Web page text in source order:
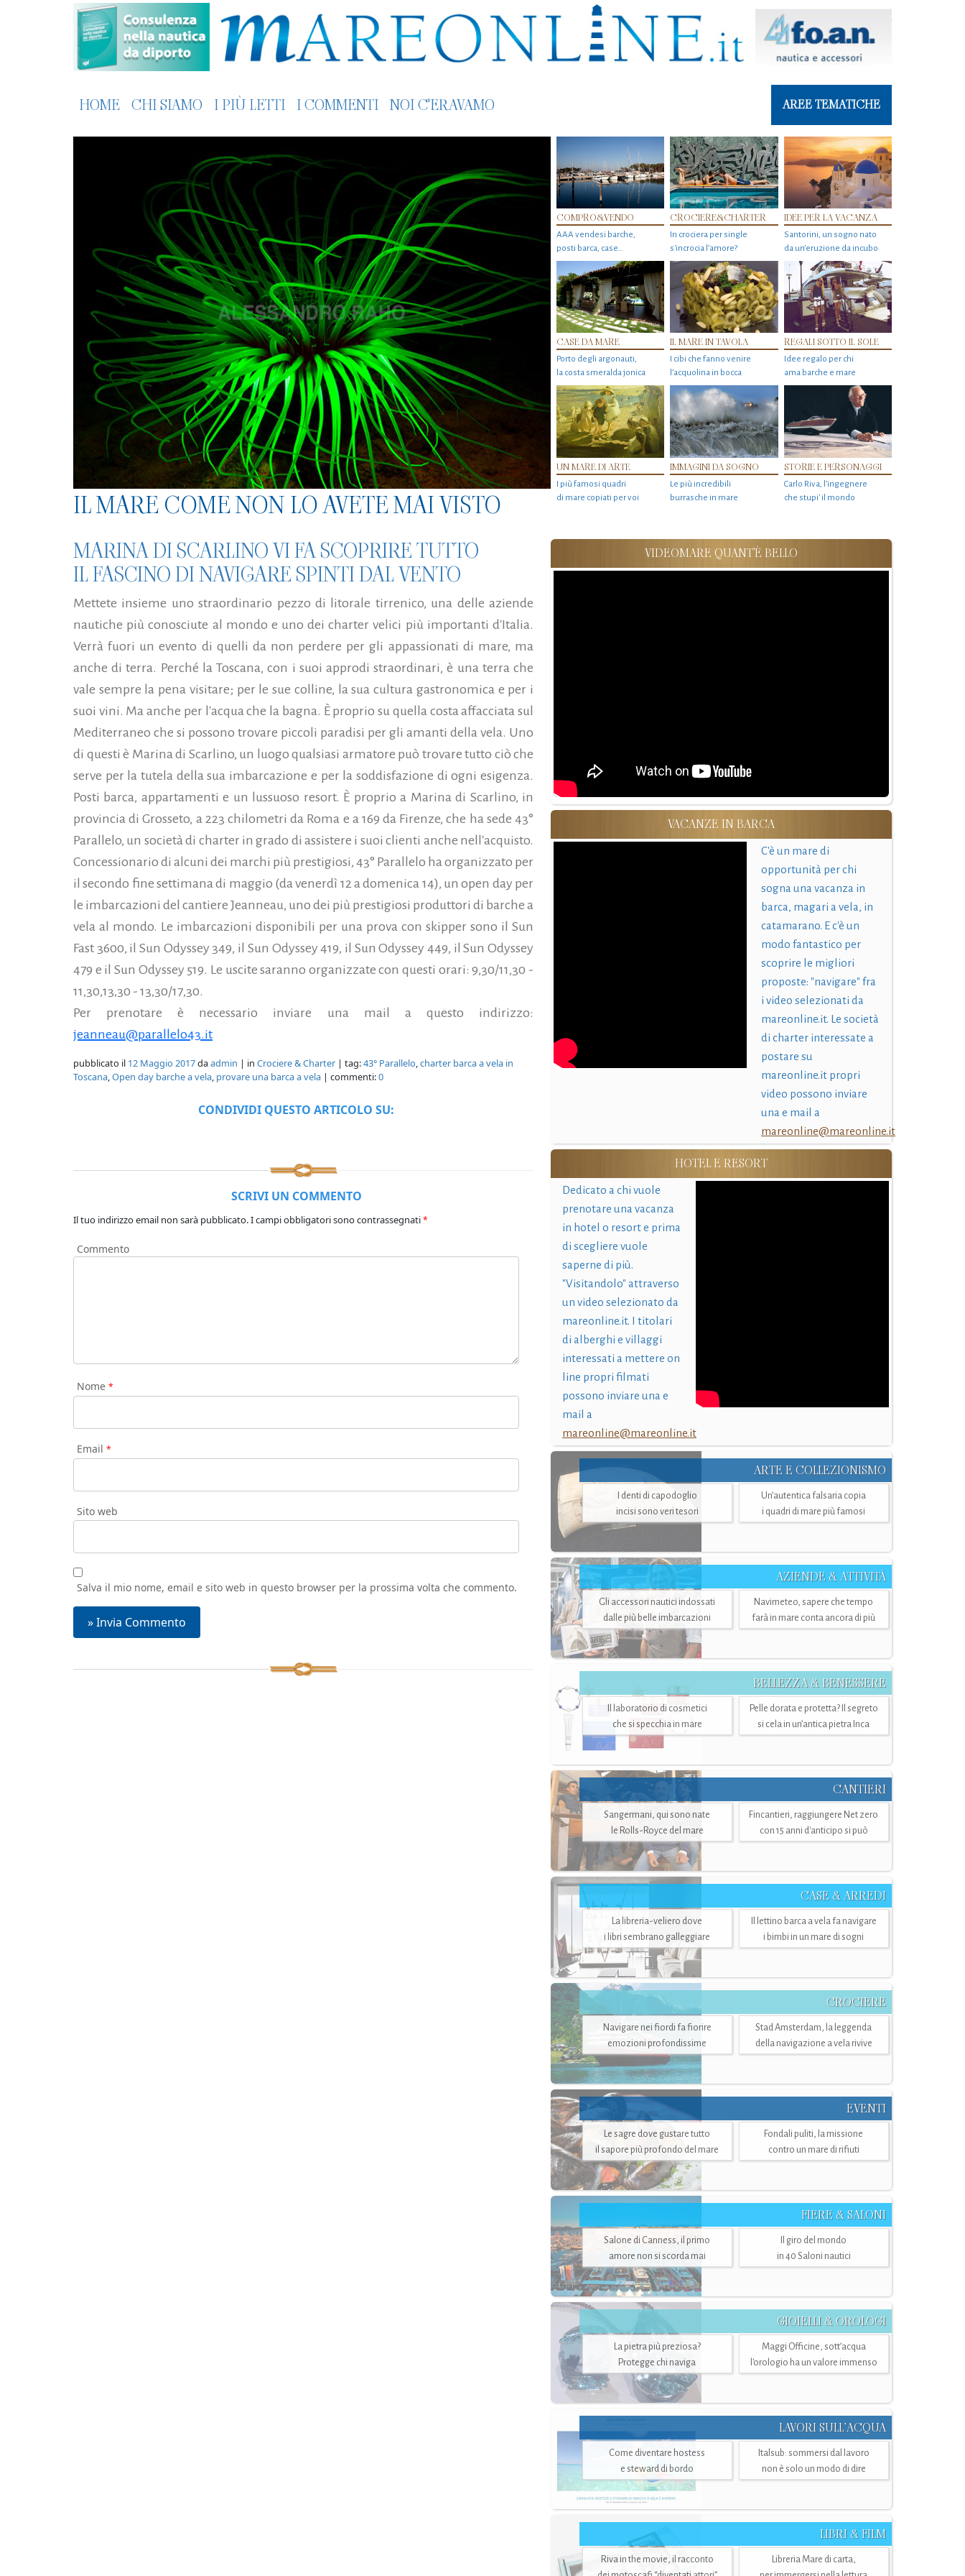
HOME CHI SIAMO I PIÙ LETTI I COMMENTI NOI C'ERAVAMO AREE TEMATICHE
IL MARE COME NON LO AVETE MAI VISTO
COMPRO&VENDO
AAA vendesi barche,
posti barca, case…
CROCIERE&CHARTER
In crociera per single
s'incrocia l’amore?
IDEE PER LA VACANZA
Santorini, un sogno nato
da un’eruzione da incubo
CASE DA MARE
Porto degli argonauti,
la costa smeralda jonica
IL MARE IN TAVOLA
I cibi che fanno venire
l’acquolina in bocca
REGALI SOTTO IL SOLE
Idee regalo per chi
ama barche e mare
UN MARE DI ARTE
I più famosi quadri
di mare copiati per voi
IMMAGINI DA SOGNO
Le più incredibili
burrasche in mare
STORIE E PERSONAGGI
Carlo Riva, l’ingegnere
che stupi' il mondo
MARINA DI SCARLINO VI FA SCOPRIRE TUTTO
IL FASCINO DI NAVIGARE SPINTI DAL VENTO
Mettete insieme uno straordinario pezzo di litorale tirrenico, una delle aziende
nautiche più conosciute al mondo e uno dei charter velici più importanti d'Italia.
Verrà fuori un evento di quelli da non perdere per gli appassionati di mare, ma
anche di terra. Perché la Toscana, con i suoi approdi straordinari, è una terra che
vale sempre la pena visitare; per le sue colline, la sua cultura gastronomica e per i
suoi vini. Ma anche per l'acqua che la bagna. È proprio su quella costa affacciata sul
Mediterraneo che si possono trovare piccoli paradisi per gli amanti della vela. Uno
di questi è Marina di Scarlino, un luogo qualsiasi armatore può trovare tutto ciò che
serve per la tutela della sua imbarcazione e per la soddisfazione di ogni esigenza.
Posti barca, appartamenti e un lussuoso resort. È proprio a Marina di Scarlino, in
provincia di Grosseto, a 223 chilometri da Roma e a 169 da Firenze, che ha sede 43°
Parallelo, un società di charter in grado di assistere i suoi clienti anche nell'acquisto.
Concessionario di alcuni dei marchi più prestigiosi, 43° Parallelo ha organizzato per
il secondo fine settimana di maggio (da venerdì 12 a domenica 14), un open day per
le imbarcazioni del cantiere Jeanneau, uno dei più prestigiosi produttori di barche a
vela al mondo. Le imbarcazioni disponibili per una prova con skipper sono il Sun
Fast 3600, il Sun Odyssey 349, il Sun Odyssey 419, il Sun Odyssey 449, il Sun Odyssey
479 e il Sun Odyssey 519. Le uscite saranno organizzate con questi orari: 9,30/11,30 -
11,30,13,30 - 13,30/17,30.
Per prenotare è necessario inviare una mail a questo indirizzo:
jeanneau@parallelo43.it
pubblicato il 12 Maggio 2017daadmin | in Crociere & Charter | tag:43° Parallelo,charter barca a vela in
Toscana,Open day barche a vela, provare una barca a vela | commenti:0
CONDIVIDI QUESTO ARTICOLO SU:
SCRIVI UN COMMENTO
Il tuo indirizzo email non sarà pubblicato.I campi obbligatori sono contrassegnati*
Commento
Nome *
Email *
Sito web
Salva il mio nome, email e sito web in questo browser per la prossima volta che commento.
VIDEOMARE QUANT'È BELLO
VACANZE IN BARCA
C'è un mare di
opportunità per chi
sogna una vacanza in
barca, magari a vela, in
catamarano. E c'è un
modo fantastico per
scoprire le migliori
proposte: "navigare" fra
i video selezionati da
mareonline.it. Le società
di charter interessate a
postare su
mareonline.it propri
video possono inviare
una e mail a
mareonline@mareonline.it
HOTEL E RESORT
Dedicato a chi vuole
prenotare una vacanza
in hotel o resort e prima
di scegliere vuole
saperne di più.
"Visitandolo" attraverso
un video selezionato da
mareonline.it. I titolari
di alberghi e villaggi
interessati a mettere on
line propri filmati
possono inviare una e
mail a
mareonline@mareonline.it
ARTE E COLLEZIONISMO
I denti di capodoglio
incisi sono veri tesori
Un’autentica falsaria copia
i quadri di mare più famosi
AZIENDE & ATTIVITÀ
Gli accessori nautici indossati
dalle più belle imbarcazioni
Navimeteo, sapere che tempo
farà in mare conta ancora di più
BELLEZZA & BENESSERE
Il laboratorio di cosmetici
che si specchia in mare
Pelle dorata e protetta? Il segreto
si cela in un’antica pietra Inca
CANTIERI
Sangermani, qui sono nate
le Rolls-Royce del mare
Fincantieri, raggiungere Net zero
con 15 anni d'anticipo si può
CASE & ARREDI
La libreria-veliero dove
i libri sembrano galleggiare
Il lettino barca a vela fa navigare
i bimbi in un mare di sogni
CROCIERE
Navigare nei fiordi fa fiorire
emozioni profondissime
Stad Amsterdam, la leggenda
della navigazione a vela rivive
EVENTI
Le sagre dove gustare tutto
il sapore più profondo del mare
Fondali puliti, la missione
contro un mare di rifiuti
FIERE & SALONI
Salone di Canness, il primo
amore non si scorda mai
Il giro del mondo
in 40 Saloni nautici
GIOIELLI & OROLOGI
La pietra più preziosa?
Protegge chi naviga
Maggi Officine, sott’acqua
l'orologio ha un valore immenso
LAVORI SULL’ACQUA
Come diventare hostess
e steward di bordo
Italsub: sommersi dal lavoro
non è solo un modo di dire
LIBRI & FILM
Riva in the movie, il racconto
Libreria Mare di carta,